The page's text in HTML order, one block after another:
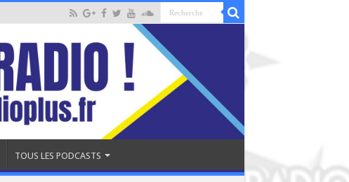
TOUS LES PODCASTS